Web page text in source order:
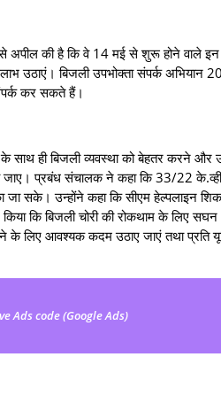
अपील की है कि वे 14 मई से शुरू होने वाले
उठाएं। बिजली उपभोक्‍ता संपर्क अभियान
कर सकते हैं।
ही बिजली व्यवस्था को बेहतर करने और
जाए। प्रबंध संचालक ने कहा कि 33/22
जा सके। उन्‍होंने कहा कि सीएम हेल्पलाइन
कि बिजली चोरी की रोकथाम के लिए सघन
के लिए आवश्यक कदम उठाए जाएं तथा प्रति
Ads code (Google Ads)